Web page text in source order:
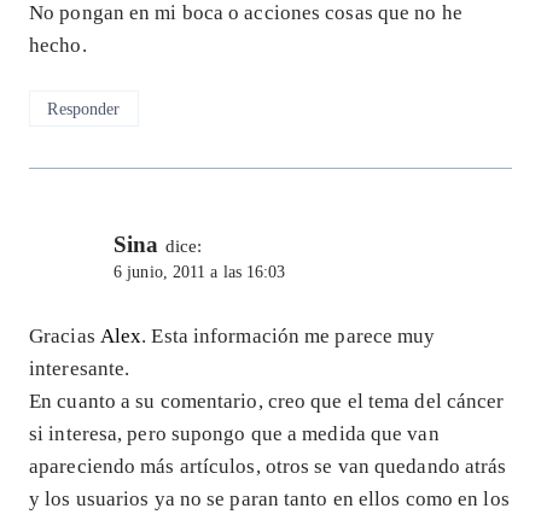
No pongan en mi boca o acciones cosas que no he
hecho.
Responder
Sina dice:
6 junio, 2011 a las 16:03
Gracias Alex. Esta información me parece muy
interesante.
En cuanto a su comentario, creo que el tema del cáncer
si interesa, pero supongo que a medida que van
apareciendo más artículos, otros se van quedando atrás
y los usuarios ya no se paran tanto en ellos como en los